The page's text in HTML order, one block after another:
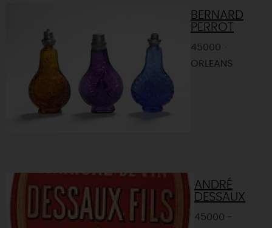
BERNARD
PERROT
45000 -
ORLEANS
ANDRÉ
DESSAUX
45000 -